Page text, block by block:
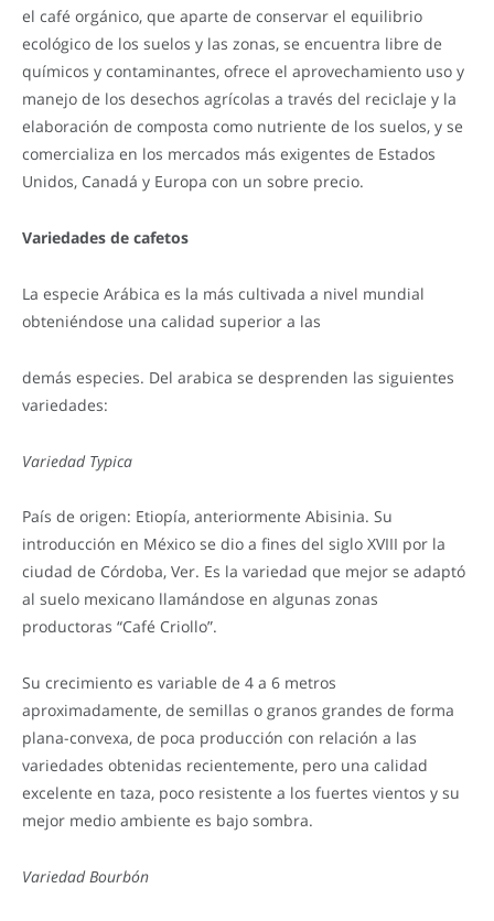
el café orgánico, que aparte de conservar el equilibrio
ecológico de los suelos y las zonas, se encuentra libre de
químicos y contaminantes, ofrece el aprovechamiento uso y
manejo de los desechos agrícolas a través del reciclaje y la
elaboración de composta como nutriente de los suelos, y se
comercializa en los mercados más exigentes de Estados
Unidos, Canadá y Europa con un sobre precio.
Variedades de cafetos
La especie Arábica es la más cultivada a nivel mundial
obteniéndose una calidad superior a las
demás especies. Del arabica se desprenden las siguientes
variedades:
Variedad Typica
País de origen: Etiopía, anteriormente Abisinia. Su
introducción en México se dio a fines del siglo XVIII por la
ciudad de Córdoba, Ver. Es la variedad que mejor se adaptó
al suelo mexicano llamándose en algunas zonas
productoras “Café Criollo”.
Su crecimiento es variable de 4 a 6 metros
aproximadamente, de semillas o granos grandes de forma
plana-convexa, de poca producción con relación a las
variedades obtenidas recientemente, pero una calidad
excelente en taza, poco resistente a los fuertes vientos y su
mejor medio ambiente es bajo sombra.
Variedad Bourbón